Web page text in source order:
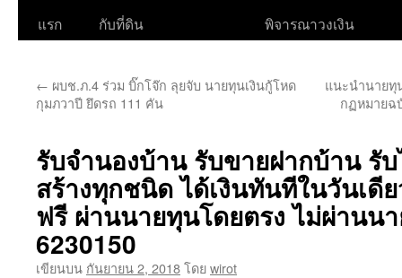
แรก
กับที่ดิน
พิจารณาวงเงิน
← ผบช.ภ.4 ร่วม บิ๊กโจ๊ก ลุยจับ นายทุนเงินกู้โหด
กุมภวาปี ยึดรถ 111 คัน
แนะนำนายทุ
กฏหมายฉ
รับจำนองบ้าน รับขายฝากบ้าน รั
สร้างทุกชนิด ได้เงินทันทีในวันเดี
ฟรี ผ่านนายทุนโดยตรง ไม่ผ่านน
6230150
เขียนบน กันยายน 2, 2018โดยwirot